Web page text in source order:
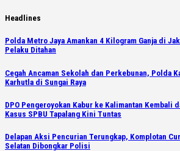
Skip
content
Headlines
Polda Metro Jaya Amankan 4 Kilogram Ganja di
Pelaku Ditahan
Cegah Ancaman Sekolah dan Perkebunan, Polda
Karhutla di Sungai Raya
DPO Pengeroyokan Kabur ke Kalimantan Kembali
Kasus SPBU Tapalang Kini Tuntas
Delapan Aksi Pencurian Terungkap, Komplotan
Selatan Dibongkar Polisi